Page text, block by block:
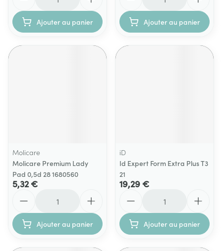
Ajouter au panier Ajouter au panier
Molicare
Molicare Premium Lady
Pad 0,5d 28 1680560
5,32 €
Ajouter au panier
iD
Id Expert Form Extra Plus T3
21
19,29 €
Ajouter au panier